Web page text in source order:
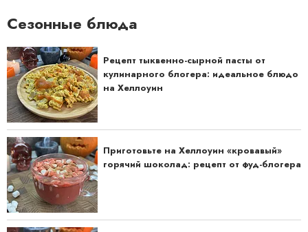
Сезонные блюда
Рецепт тыквенно-сырной пасты от
кулинарного блогера: идеальное блюдо
на Хеллоуин
Приготовьте на Хеллоуин «кровавый»
горячий шоколад: рецепт от фуд-блогера